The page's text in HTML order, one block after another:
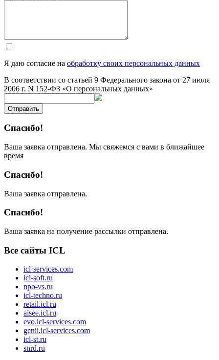
Я даю согласие на обработку своих персональных данных
В соответствии со статьей 9 Федерального закона от 27 июля
2006 г. N 152-ФЗ «О персональных данных»
Отправить
Спасибо!
Ваша заявка отправлена. Мы свяжемся с вами в ближайшее
время
Спасибо!
Ваша заявка отправлена.
Спасибо!
Ваша заявка на получение рассылки отправлена.
Все сайты ICL
icl-services.com
icl-soft.ru
npo-vs.ru
icl-techno.ru
retail.icl.ru
aisee.icl.ru
evo.icl-services.com
genii.icl-services.com
icl-st.ru
snrd.ru